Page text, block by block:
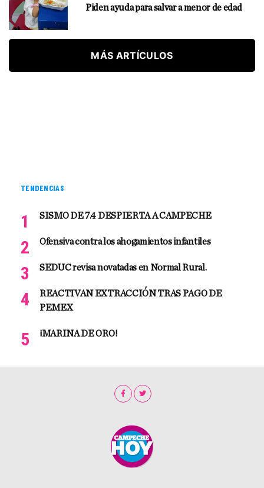
Piden ayuda para salvar a menor de edad
MÁS ARTÍCULOS
TENDENCIAS
SISMO DE 7.4 DESPIERTA A CAMPECHE
Ofensiva contra los ahogamientos infantiles
SEDUC revisa novatadas en Normal Rural.
REACTIVAN EXTRACCIÓN TRAS PAGO DE
PEMEX
¡MARINA DE ORO!